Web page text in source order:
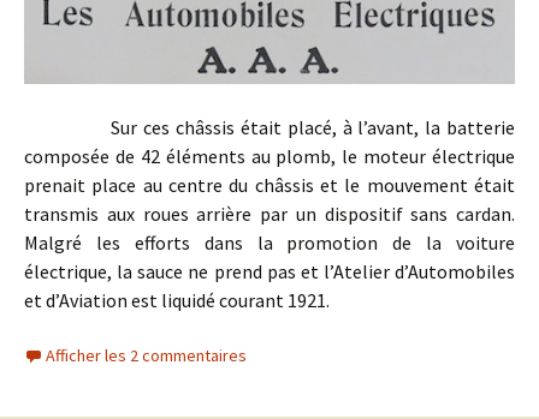
Sur ces châssis était placé, à l’avant, la batterie
composée de 42 éléments au plomb, le moteur électrique
prenait place au centre du châssis et le mouvement était
transmis aux roues arrière par un dispositif sans cardan.
Malgré les efforts dans la promotion de la voiture
électrique, la sauce ne prend pas et l’Atelier d’Automobiles
et d’Aviation est liquidé courant 1921.
Afficher les 2 commentaires